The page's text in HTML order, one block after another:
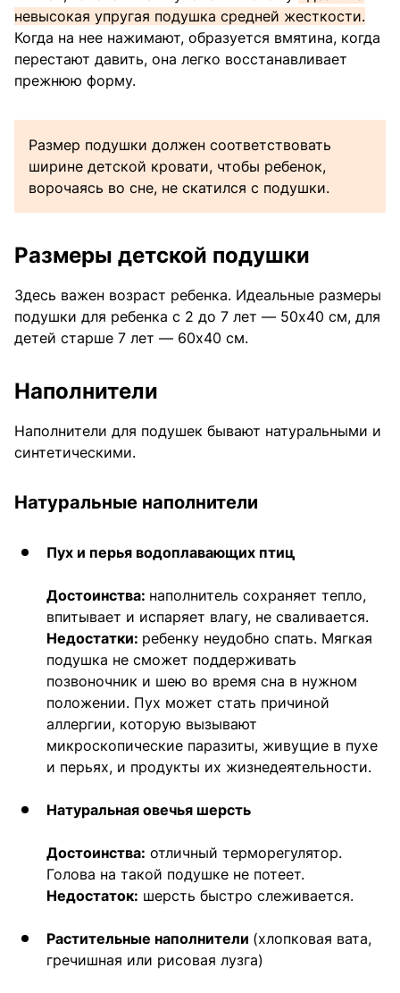
невысокая упругая подушка средней жесткости.
Когда на нее нажимают, образуется вмятина, когда
перестают давить, она легко восстанавливает
прежнюю форму.
Размер подушки должен соответствовать
ширине детской кровати, чтобы ребенок,
ворочаясь во сне, не скатился с подушки.
Размеры детской подушки
Здесь важен возраст ребенка. Идеальные размеры
подушки для ребенка с 2 до 7 лет — 50х40 см, для
детей старше 7 лет — 60х40 см.
Наполнители
Наполнители для подушек бывают натуральными и
синтетическими.
Натуральные наполнители
Пух и перья водоплавающих птиц
Достоинства: наполнитель сохраняет тепло,
впитывает и испаряет влагу, не сваливается.
Недостатки: ребенку неудобно спать. Мягкая
подушка не сможет поддерживать
позвоночник и шею во время сна в нужном
положении. Пух может стать причиной
аллергии, которую вызывают
микроскопические паразиты, живущие в пухе
и перьях, и продукты их жизнедеятельности.
Натуральная овечья шерсть
Достоинства: отличный терморегулятор.
Голова на такой подушке не потеет.
Недостаток: шерсть быстро слеживается.
Растительные наполнители (хлопковая вата,
гречишная или рисовая лузга)